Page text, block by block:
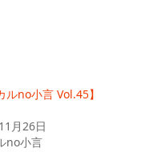
ルno小言 Vol.45】
月26日
no小言